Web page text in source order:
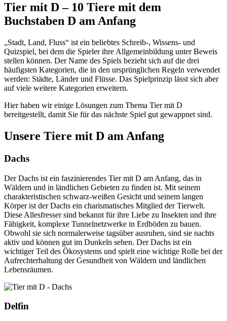
Tier mit D – 10 Tiere mit dem
Buchstaben D am Anfang
„Stadt, Land, Fluss“ ist ein beliebtes Schreib-, Wissens- und
Quizspiel, bei dem die Spieler ihre Allgemeinbildung unter Beweis
stellen können. Der Name des Spiels bezieht sich auf die drei
häufigsten Kategorien, die in den ursprünglichen Regeln verwendet
werden: Städte, Länder und Flüsse. Das Spielprinzip lässt sich aber
auf viele weitere Kategorien erweitern.
Hier haben wir einige Lösungen zum Thema Tier mit D
bereitgestellt, damit Sie für das nächste Spiel gut gewappnet sind.
Unsere Tiere mit D am Anfang
Dachs
Der Dachs ist ein faszinierendes Tier mit D am Anfang, das in
Wäldern und in ländlichen Gebieten zu finden ist. Mit seinem
charakteristischen schwarz-weißen Gesicht und seinem langen
Körper ist der Dachs ein charismatisches Mitglied der Tierwelt.
Diese Allesfresser sind bekannt für ihre Liebe zu Insekten und ihre
Fähigkeit, komplexe Tunnelnetzwerke in Erdböden zu bauen.
Obwohl sie sich normalerweise tagsüber ausruhen, sind sie nachts
aktiv und können gut im Dunkeln sehen. Der Dachs ist ein
wichtiger Teil des Ökosystems und spielt eine wichtige Rolle bei der
Aufrechterhaltung der Gesundheit von Wäldern und ländlichen
Lebensräumen.
Delfin